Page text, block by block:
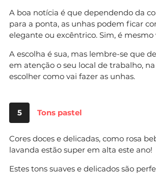
A boa notícia é que dependendo da
para a ponta, as unhas podem ficar
elegante ou excêntrico. Sim, é mesmo
A escolha é sua, mas lembre-se que
em atenção o seu local de trabalho,
escolher como vai fazer as unhas.
5 Tons pastel
Cores doces e delicadas, como rosa
lavanda estão super em alta este ano!
Estes tons suaves e delicados são